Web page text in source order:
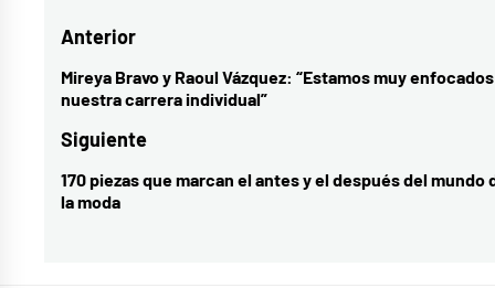
huella
málaga
música,
música
Siete
Navegación
de
Anterior
Entrada
anterior:
Mireya Bravo y Raoul Vázquez: “Estamos muy
nuestra carrera individual”
Siguiente
Entrada
siguiente:
170 piezas que marcan el antes y el después del mundo
la moda